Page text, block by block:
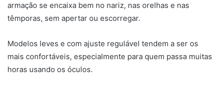
armação se encaixa bem no nariz, nas orelhas e nas
têmporas, sem apertar ou escorregar.
Modelos leves e com ajuste regulável tendem a ser os
mais confortáveis, especialmente para quem passa muitas
horas usando os óculos.